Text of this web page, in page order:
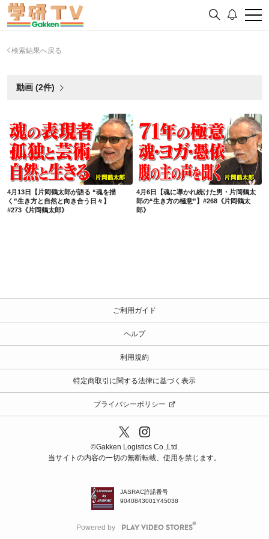
検索結果へ戻る
動画 (2件)
4月13日【片岡鶴太郎が語る “魂を描く”生き方と自然と向き合う日々】#273《片岡鶴太郎》
4月13日【片岡鶴太郎が語る “魂を描
く”生き方と自然と向き合う日々】
#273《片岡鶴太郎》
4月6日【魂に導かれ続けた男・片岡鶴太郎の“生き方の極意”】#268《片岡鶴太郎》
4月6日【魂に導かれ続けた男・片岡鶴太
郎の“生き方の極意”】#268《片岡鶴太
郎》
ご利用ガイド
ヘルプ
利用規約
特定商取引に関する法律に基づく表示
プライバシーポリシー
©️Gakken Logistics Co.,Ltd.
当サイトの内容の一切の無断転載、使用を禁じます。
JASRAC許諾番号
9040843001Y45038
Powered by PLAY VIDEO STORES